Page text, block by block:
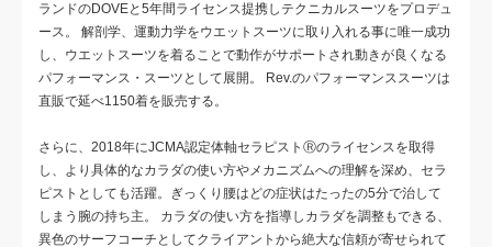
ランドのDOVEと5年間ライセンス提携しテクニカルスーツをプロデュ
ース。 解剖学、運動力学をウエットスーツに取り入れる事に唯一成功
し、ウエットスーツを着ることで動作がサポートされ動きが良くなる
パフォーマンス・スーツとして展開。 Rev.のパフォーマンススーツは
直販で延べ1150着を販売する。
さらに、2018年にJCMA認定体軸セラピストⓇのライセンスを取得
し、より具体的なカラダの使い方やメカニズムへの理解を深め、セラ
ピストとしても活躍。ぎっくり腰はどの症状はたったの5分で治して
しまう腕の持ち主。 カラダの使い方を指導しカラダを調整もできる、
異色のサーフコーチとしてクライアントから絶大な信頼が寄せられて